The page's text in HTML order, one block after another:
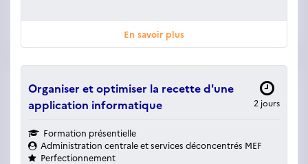
En savoir plus
2 jours
Organiser et optimiser la recette d'une
application informatique
Formation présentielle
Administration centrale et services déconcentrés MEF
Perfectionnement